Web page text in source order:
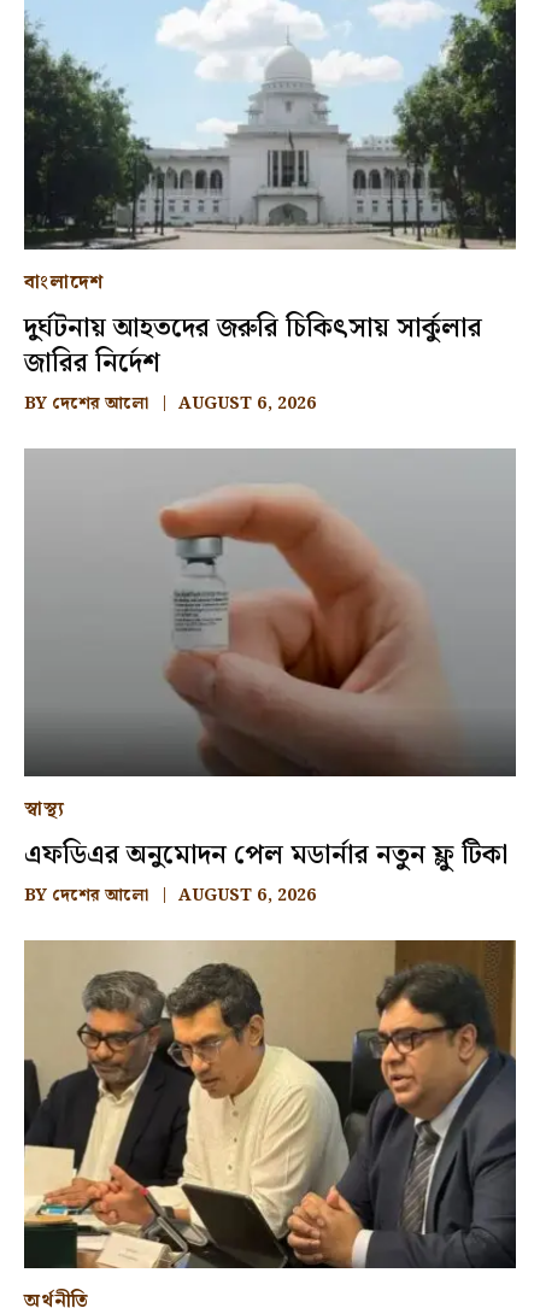
বাংলাদেশ
দুর্ঘটনায় আহতদের জরুরি চিকিৎসায় সার্কুলার
জারির নির্দেশ
BY দেশের আলো AUGUST 6, 2026
স্বাস্থ্য
এফডিএর অনুমোদন পেল মডার্নার নতুন ফ্লু টিকা
BY দেশের আলো AUGUST 6, 2026
অর্থনীতি